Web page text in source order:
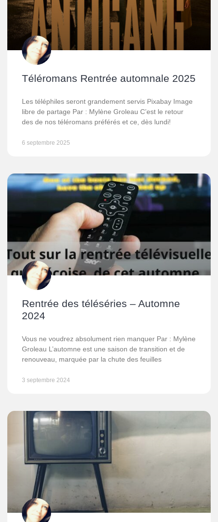
Téléromans Rentrée automnale 2025
Les téléphiles seront grandement servis Pixabay Image
libre de partage Par : Mylène Groleau C’est le retour
des de nos téléromans préférés et ce, dès lundi!
6 septembre 2025
Rentrée des téléséries – Automne
2024
Vous ne voudrez absolument rien manquer Par : Mylène
Groleau L’automne est une saison de transition et de
renouveau, marquée par la chute des feuilles
3 septembre 2024